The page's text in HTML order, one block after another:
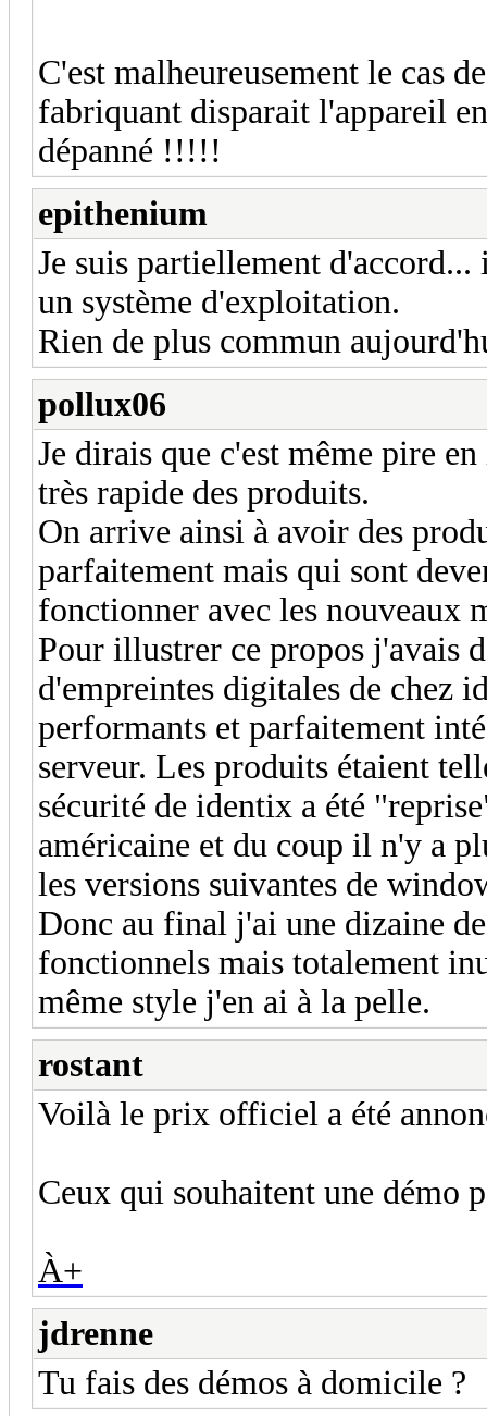
C'est malheureusement le cas
fabriquant disparait l'appareil
dépanné !!!!!
epithenium
Je suis partiellement
un système d'exploitation.
Rien de plus commun
pollux06
Je dirais que c'est même pire
très rapide des produits.
On arrive ainsi à avoir des
parfaitement mais qui sont
fonctionner avec les nouveaux
Pour illustrer ce propos j'avais
d'empreintes digitales de chez
performants et parfaitement
serveur. Les produits étaient
sécurité de identix a été
américaine et du coup il n'y a
les versions suivantes de
Donc au final j'ai une dizaine
fonctionnels mais totalement
même style j'en ai à la pelle.
rostant
Voilà le prix officiel a été
Ceux qui souhaitent une démo
À+
jdrenne
Tu fais des démos à domicile ?